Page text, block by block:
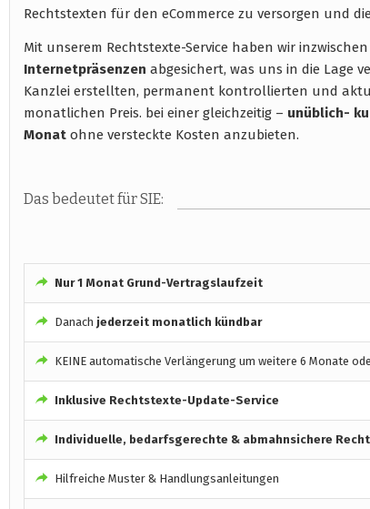
Rechtstexten für den eCommerce zu versorgen und
Mit unserem Rechtstexte-Service haben wir inzwischen
Internetpräsenzen abgesichert, was uns in die Lage
Kanzlei erstellten, permanent kontrollierten und
monatlichen Preis. bei einer gleichzeitig – unüblich-
Monatohne versteckte Kosten anzubieten.
Das bedeutet für SIE:
Nur 1 Monat Grund-Vertragslaufzeit
Danach jederzeit monatlich kündbar
KEINE automatische Verlängerung um weitere 6 Monate
Inklusive Rechtstexte-Update-Service
Individuelle, bedarfsgerechte & abmahnsichere
Hilfreiche Muster & Handlungsanleitungen